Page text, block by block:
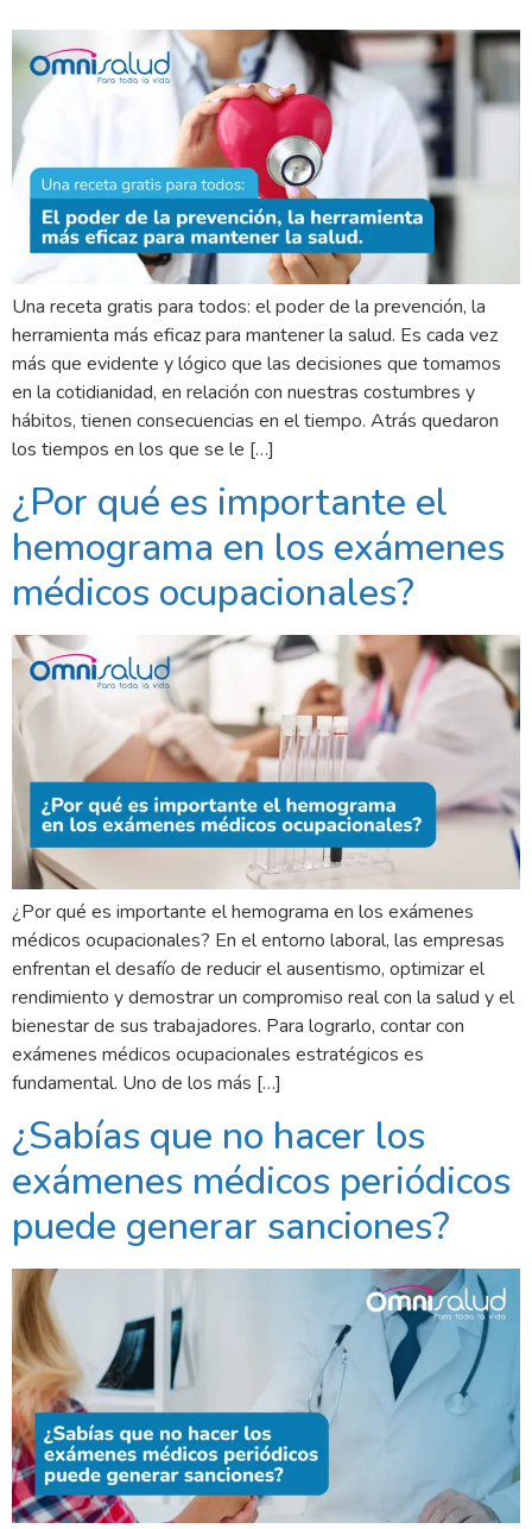
Una receta gratis para todos: el poder de la prevención, la
herramienta más eficaz para mantener la salud. Es cada vez
más que evidente y lógico que las decisiones que tomamos
en la cotidianidad, en relación con nuestras costumbres y
hábitos, tienen consecuencias en el tiempo. Atrás quedaron
los tiempos en los que se le […]
¿Por qué es importante el
hemograma en los exámenes
médicos ocupacionales?
¿Por qué es importante el hemograma en los exámenes
médicos ocupacionales? En el entorno laboral, las empresas
enfrentan el desafío de reducir el ausentismo, optimizar el
rendimiento y demostrar un compromiso real con la salud y el
bienestar de sus trabajadores. Para lograrlo, contar con
exámenes médicos ocupacionales estratégicos es
fundamental. Uno de los más […]
¿Sabías que no hacer los
exámenes médicos periódicos
puede generar sanciones?